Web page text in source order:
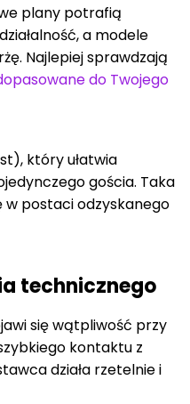
plany potrafią
a modele
Najlepiej sprawdzają
do Twojego
który ułatwia
gościa. Taka
w postaci odzyskanego
technicznego
się wątpliwość przy
kontaktu z
działa rzetelnie i